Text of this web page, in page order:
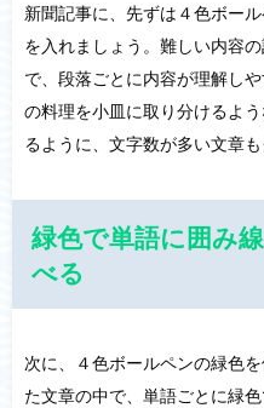
新聞記事に、先ずは４色ボー
を入れましょう。難しい内容
で、段落ごとに内容が理解し
の料理を小皿に取り分けるよ
るように、文字数が多い文章
緑色で単語に囲み
べる
次に、４色ボールペンの緑色
た文章の中で、単語ごとに緑